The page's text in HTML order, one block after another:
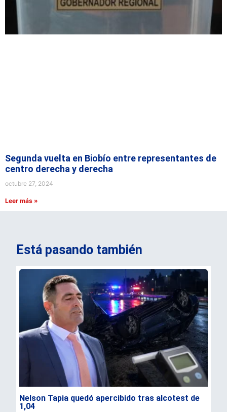
Segunda vuelta en Biobío entre representantes de
centro derecha y derecha
octubre 27, 2024
Leer más »
Está pasando también
Nelson Tapia quedó apercibido tras alcotest de
1,04